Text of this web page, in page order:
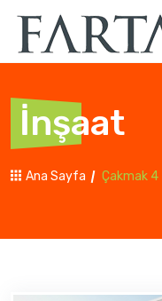
İnşaat
Ana Sayfa Çakmak